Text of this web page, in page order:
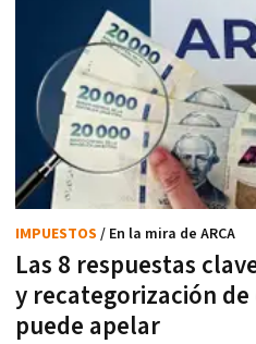
Las 8 respuestas
y recategorización
puede apelar
IMPUESTOS / En la mira de ARCA